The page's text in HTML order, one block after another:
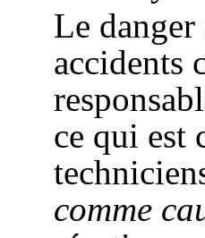
Le danger
accidents
ce qui est
comme